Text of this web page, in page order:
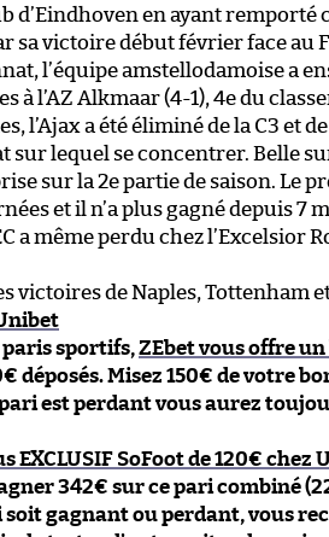
d’Eindhoven en ayant
sa victoire début février face au
l’équipe amstellodamoise a
à l’AZ Alkmaar (4-1), 4e du
l’Ajax a été éliminé de la C3 et
sur lequel se concentrer. Belle
sur la 2e partie de saison. Le
et il n’a plus gagné depuis 7
a même perdu chez l’Excelsior
victoires de Naples, Tottenham
paris sportifs,ZEbet vous offre
déposés. Misez 150€ de votre
est perdant vous aurez
EXCLUSIF SoFoot de 120€ chez
342€ sur ce pari combiné
soit gagnant ou perdant, vous